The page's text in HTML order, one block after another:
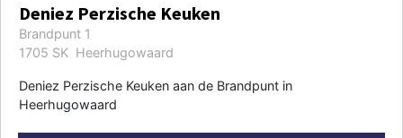
Deniez Perzische Keuken
Brandpunt 1
1705 SK Heerhugowaard
Deniez Perzische Keuken aan de Brandpunt in
Heerhugowaard